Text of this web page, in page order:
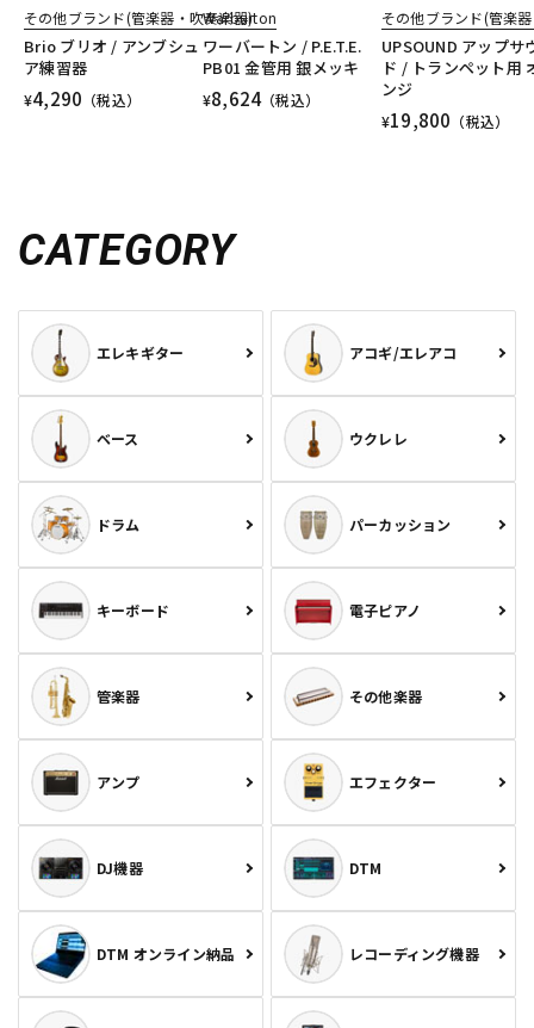
その他ブランド(管楽器・吹奏楽器)
Brio ブリオ / アンブシュ
ア練習器
¥4,290 （税込）
Warburton
ワーバートン / P.E.T.E.
PB01 金管用 銀メッキ
¥8,624（税込）
その他ブランド(管楽
UPSOUND アップサ
ド / トランペット用
ンジ
¥19,800 （税込）
CATEGORY
エレキギター アコギ/エレアコ
ベース ウクレレ
ドラム パーカッション
キーボード 電子ピアノ
管楽器 その他楽器
アンプ エフェクター
DJ機器 DTM
DTM オンライン納品 レコーディング機器